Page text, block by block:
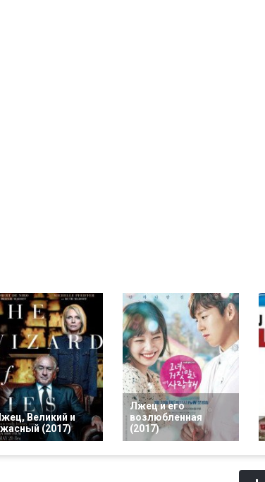
Великий и
(2017)
Лжец и его
возлюбленная
(2017)